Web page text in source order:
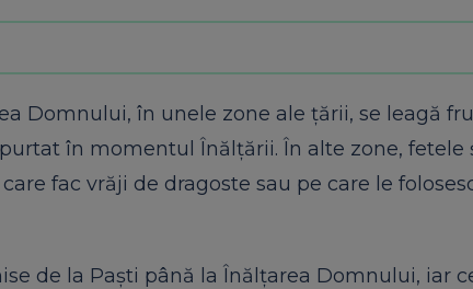
Domnului, în unele zone ale țării, se leagă
în momentul Înălțării. În alte zone, fetele
fac vrăji de dragoste sau pe care le
de la Paști până la Înălțarea Domnului, iar